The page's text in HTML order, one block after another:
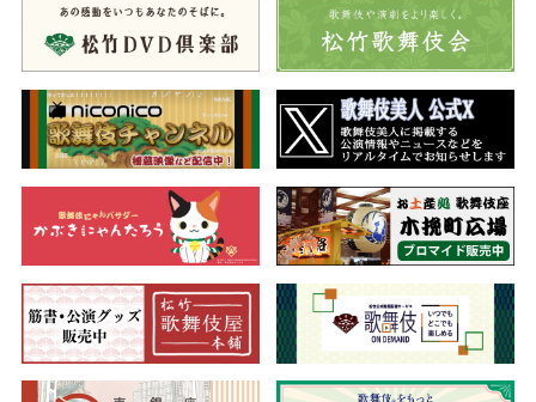
両の金を得ます。すると十三郎は盗賊となって旧主のために仕え
たいと駄右衛門の手下になることを望みます。こうして駄右衛門
のもと、弁天小僧、南郷力丸、忠信利平、赤星十三郎が集いま
す。
それから後のこと、雪の下の浜松屋へ大家の娘と供侍がやって
来て婚礼の品定めをします。やがて店の者が娘が万引きをしたと
いうので皆が駆けつけますが実は見誤りで店主の浜松屋幸兵衛が
無礼を詫び、供侍の言うまま百両を渡そうとします。しかし、玉
島逸当という侍がこれを止め娘が男であることを見抜きます。娘
は弁天小僧で供侍は南郷力丸。正体が顕れた二人は帰っていきま
すがこの逸当こそ日本駄右衛門で先ほどの騒ぎも浜松屋の金を奪
い取るための策略。ところが幸兵衛の話から弁天小僧が幸兵衛の
子であることが分かり、互いの縁に驚きます。そして稲瀬川に勢
揃いした白浪五人男は名乗りを上げ、追手から逃れて行きます。
やがて、弁天小僧は一味の裏切りから千鳥の香合を滑川に落と
し追手に取り囲まれ、極楽寺山門の大屋根で立腹を切ります。極